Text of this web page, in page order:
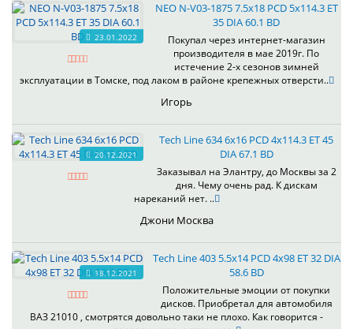
23.01.2022
NEO N-V03-1875 7.5x18 PCD 5x114.3 ET
35 DIA 60.1 BD
Покупал через интернет-магазин
производителя в мае 2019г. По
истечение 2-х сезонов зимней
эксплуатации в Томске, под лаком в районе крепежных отверсти..
Игорь
20.12.2021
Tech Line 634 6x16 PCD 4x114.3 ET 45
DIA 67.1 BD
Заказывал на Элантру, до Москвы за 2
дня. Чему очень рад. К дискам
нареканий нет. ..
Джони Москва
18.12.2021
Tech Line 403 5.5x14 PCD 4x98 ET 32 DIA
58.6 BD
Положительные эмоции от покупки
дисков. Приобретал для автомобиля
ВАЗ 21010 , смотрятся довольно таки не плохо. Как говорится -